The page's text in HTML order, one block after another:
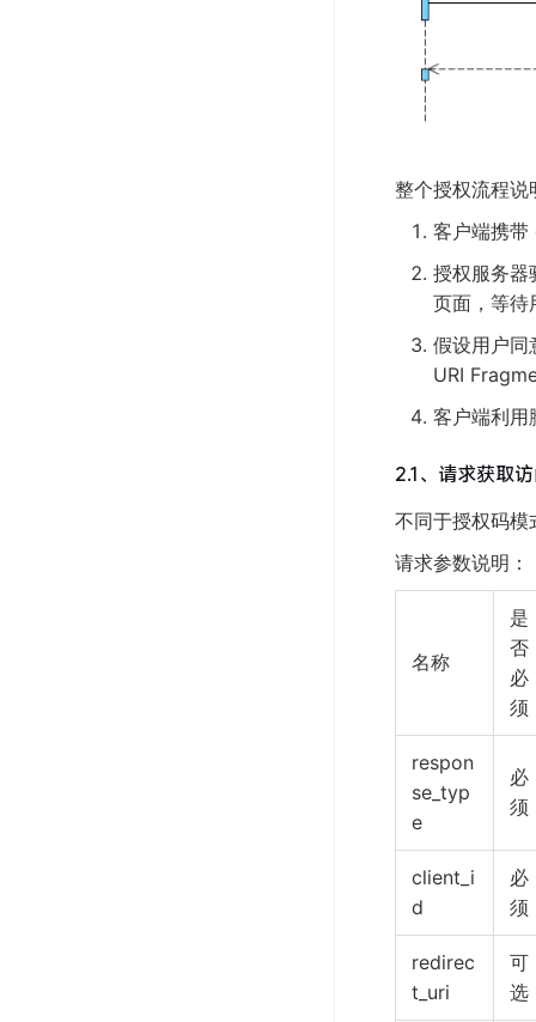
整个授权流程说
客户端携
授权服务器
页面，等待
假设用户
URI
客户端利
2.1、请求获取
不同于授权码模
请求参数说明：
名称
是
否
必
须
respon
se_typ
e
必
须
client_i
d
必
须
redirec
t_uri
可
选